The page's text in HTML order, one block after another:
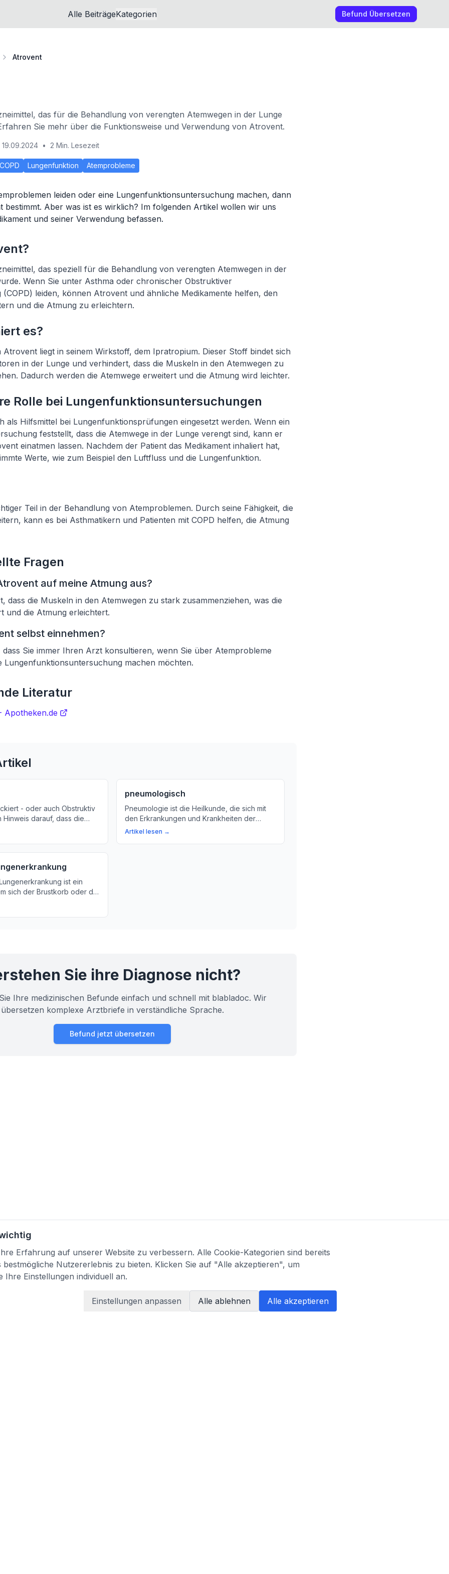
Alle BeiträgeKategorien Befund Übersetzen
Atrovent
das für die Behandlung von verengten Atemwegen in der Lunge
Sie mehr über die Funktionsweise und Verwendung von Atrovent.
19.09.2024 • 2 Min. Lesezeit
COPD Lungenfunktion Atemprobleme
leiden oder eine Lungenfunktionsuntersuchung machen, dann
bestimmt. Aber was ist es wirklich? Im folgenden Artikel wollen wir uns
und seiner Verwendung befassen.
das speziell für die Behandlung von verengten Atemwegen in der
Wenn Sie unter Asthma oder chronischer Obstruktiver
leiden, können Atrovent und ähnliche Medikamente helfen, den
und die Atmung zu erleichtern.
es?
Atrovent liegt in seinem Wirkstoff, dem Ipratropium. Dieser Stoff bindet sich
in der Lunge und verhindert, dass die Muskeln in den Atemwegen zu
Dadurch werden die Atemwege erweitert und die Atmung wird leichter.
Rolle bei Lungenfunktionsuntersuchungen
als Hilfsmittel bei Lungenfunktionsprüfungen eingesetzt werden. Wenn ein
feststellt, dass die Atemwege in der Lunge verengt sind, kann er
einatmen lassen. Nachdem der Patient das Medikament inhaliert hat,
Werte, wie zum Beispiel den Luftfluss und die Lungenfunktion.
Teil in der Behandlung von Atemproblemen. Durch seine Fähigkeit, die
kann es bei Asthmatikern und Patienten mit COPD helfen, die Atmung
Fragen
auf meine Atmung aus?
dass die Muskeln in den Atemwegen zu stark zusammenziehen, was die
und die Atmung erleichtert.
selbst einnehmen?
dass Sie immer Ihren Arzt konsultieren, wenn Sie über Atemprobleme
Lungenfunktionsuntersuchung machen möchten.
Literatur
Apotheken.de
- oder auch Obstruktiv
Hinweis darauf, dass die
Körper verschnurter
pneumologisch
Pneumologie ist die Heilkunde, die sich mit
den Erkrankungen und Krankheiten der
Lunge beschäftigt. Erfahren Sie hier mehr
Artikel lesen →
ist ein
sich der Brustkorb oder die
nicht mehr normal
Sie ihre Diagnose nicht?
Ihre medizinischen Befunde einfach und schnell mit blabladoc. Wir
übersetzen komplexe Arztbriefe in verständliche Sprache.
Befund jetzt übersetzen
Erfahrung auf unserer Website zu verbessern. Alle Cookie-Kategorien sind bereits
Nutzererlebnis zu bieten. Klicken Sie auf "Alle akzeptieren", um
Einstellungen individuell an.
Einstellungen anpassen Alle ablehnen Alle akzeptieren